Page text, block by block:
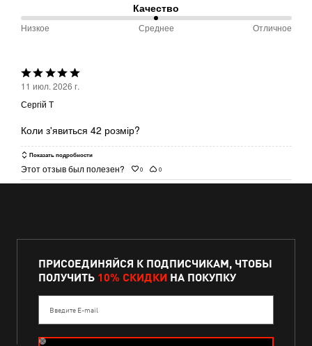
Неудобно
Качество
50 %
и
Низкое Среднее Отличное
Выбрана
оценка
5из
5
11 июл. 2026 г.
Сергій Т
Коли з'явиться 42 розмір?
Показать подробности
Этот отзыв был полезен? 0 0
ПРИСОЕДИНЯЙСЯ К ПОДПИСЧИКАМ, ЧТОБЫ
ПОЛУЧИТЬ 10% СКИДКИ НА ПОКУПКУ
Введите E-mail